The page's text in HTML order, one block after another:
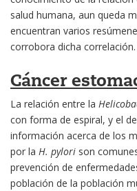
salud humana, aun queda
encuentran varios
corrobora dicha correlación.
Cáncer
La relación entre la
con forma de espiral, y el
información acerca de los
por la H. pylori son
prevención de
población de la población